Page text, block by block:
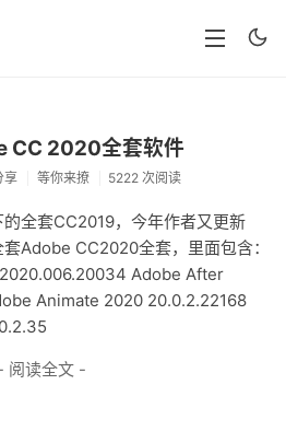
分类
分享
技术
教程
CC 2020全套软件
享 等你来撩 5222 次阅读
全套CC2019，今年作者又更新
Adobe CC2020全套，里面包含：
Adobe After
Animate 2020 20.0.2.22168
阅读全文 -